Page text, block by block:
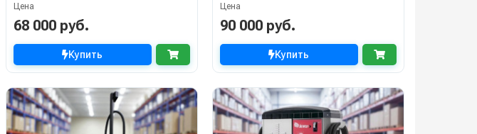
Цена
68 000 руб.
Купить
Цена
90 000 руб.
Купить